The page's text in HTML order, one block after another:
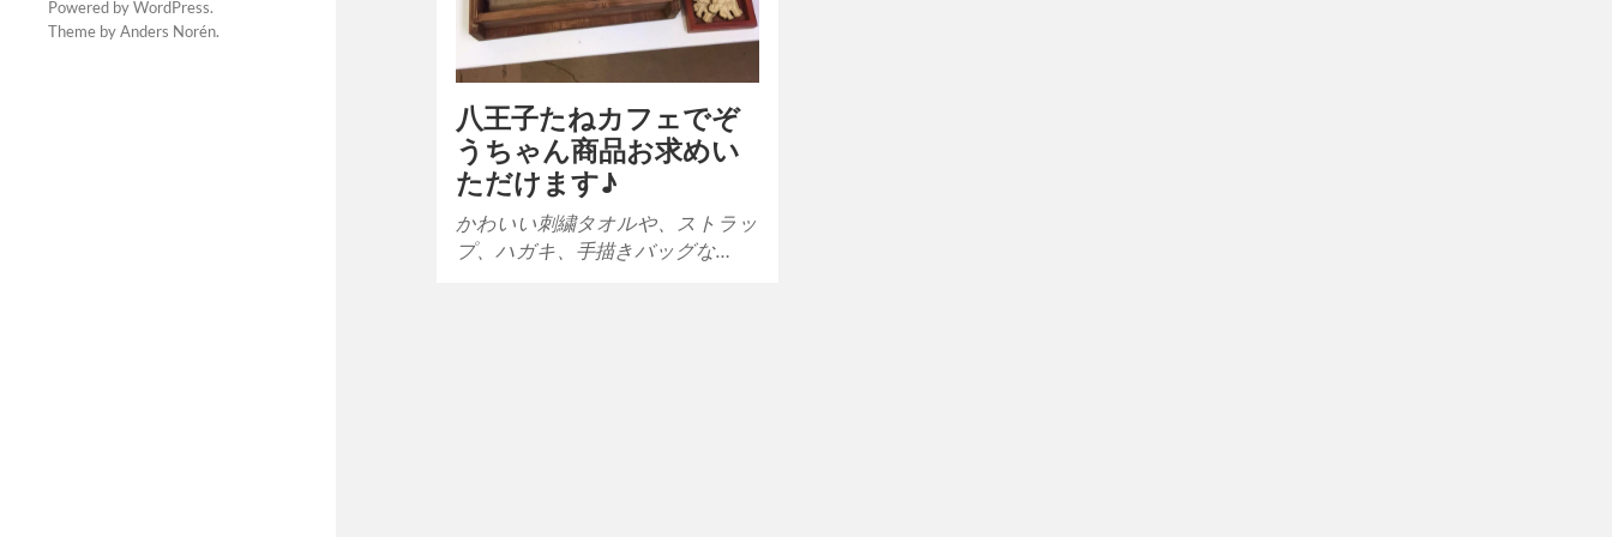
Powered byWordPress.
Theme byAnders Norén.
八王子たねカフェでぞ
うちゃん商品お求めい
ただけます♪
かわいい刺繍タオルや、ストラッ
プ、ハガキ、手描きバッグな…